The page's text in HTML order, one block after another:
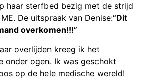
haar sterfbed bezig met de strijd
De uitspraak van Denise:“Dit
overkomen!!!”
overlijden kreeg ik het
onder ogen. Ik was geschokt
op de hele medische wereld!